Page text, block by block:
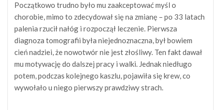
Początkowo trudno było mu zaakceptować myśl o
chorobie, mimo to zdecydował się na zmianę – po 33 latach
palenia rzucił nałóg i rozpoczął leczenie. Pierwsza
diagnoza tomografii była niejednoznaczna, był bowiem
cień nadziei, że nowotwór nie jest złośliwy. Ten fakt dawał
mu motywację do dalszej pracy i walki. Jednak niedługo
potem, podczas kolejnego kaszlu, pojawiła się krew, co
wywołało u niego pierwszy prawdziwy strach.